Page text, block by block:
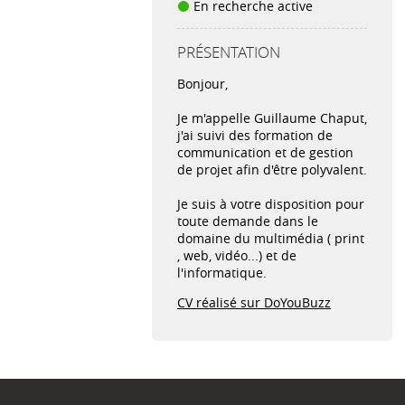
En recherche active
PRÉSENTATION
Bonjour,
Je m'appelle Guillaume Chaput,
j'ai suivi des formation de
communication et de gestion
de projet afin d'être polyvalent.
Je suis à votre disposition pour
toute demande dans le
domaine du multimédia ( print
, web, vidéo...) et de
l'informatique.
CV réalisé sur DoYouBuzz